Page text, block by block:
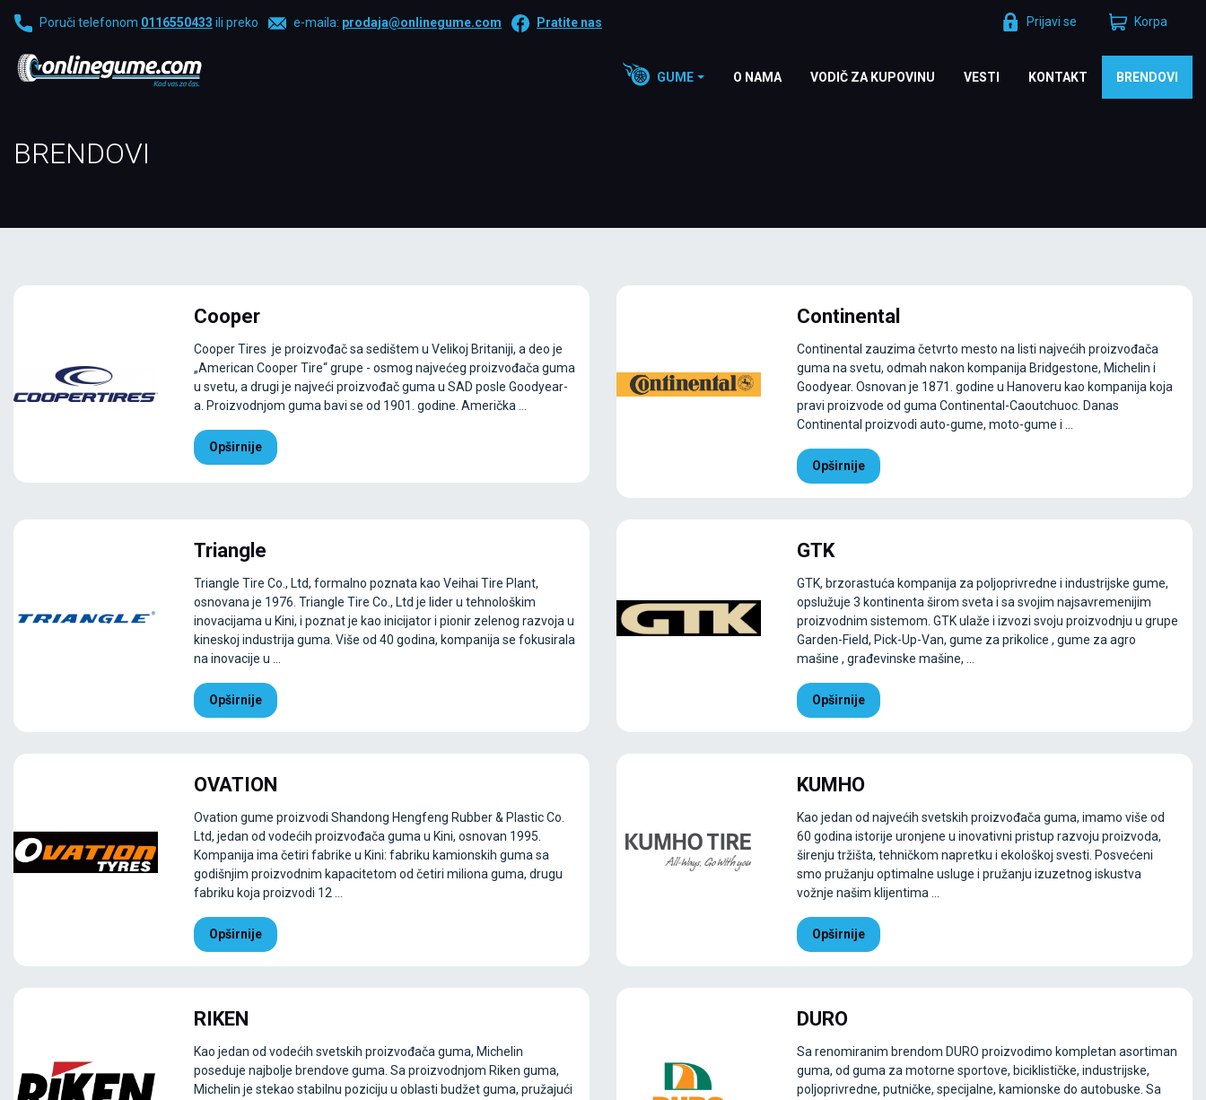
Poruči telefonom 0116550433 ili preko e-maila: prodaja@onlinegume.com Pratite nas Prijavi se Korpa
GUME O NAMA VODIČ ZA KUPOVINU VESTI KONTAKT BRENDOVI
BRENDOVI
Cooper
Cooper Tires je proizvođač sa sedištem u Velikoj Britaniji, a deo je
„American Cooper Tire“ grupe - osmog najvećeg proizvođača guma
u svetu, a drugi je najveći proizvođač guma u SAD posle Goodyear-
a. Proizvodnjom guma bavi se od 1901. godine. Američka ...
Opširnije
Continental
Continental zauzima četvrto mesto na listi najvećih proizvođača
guma na svetu, odmah nakon kompanija Bridgestone, Michelin i
Goodyear. Osnovan je 1871. godine u Hanoveru kao kompanija koja
pravi proizvode od guma Continental-Caoutchuoc. Danas
Continental proizvodi auto-gume, moto-gume i ...
Opširnije
Triangle
Triangle Tire Co., Ltd, formalno poznata kao Veihai Tire Plant,
osnovana je 1976. Triangle Tire Co., Ltd je lider u tehnološkim
inovacijama u Kini, i poznat je kao inicijator i pionir zelenog razvoja u
kineskoj industrija guma. Više od 40 godina, kompanija se fokusirala
na inovacije u ...
Opširnije
GTK
GTK, brzorastuća kompanija za poljoprivredne i industrijske gume,
opslužuje 3 kontinenta širom sveta i sa svojim najsavremenijim
proizvodnim sistemom. GTK ulaže i izvozi svoju proizvodnju u grupe
Garden-Field, Pick-Up-Van, gume za prikolice , gume za agro
mašine , građevinske mašine, ...
Opširnije
OVATION
Ovation gume proizvodi Shandong Hengfeng Rubber & Plastic Co.
Ltd, jedan od vodećih proizvođača guma u ​​Kini, osnovan 1995.
Kompanija ima četiri fabrike u Kini: fabriku kamionskih guma sa
godišnjim proizvodnim kapacitetom od četiri miliona guma, drugu
fabriku koja proizvodi 12 ...
Opširnije
KUMHO
Kao jedan od najvećih svetskih proizvođača guma, imamo više od
60 godina istorije uronjene u inovativni pristup razvoju proizvoda,
širenju tržišta, tehničkom napretku i ekološkoj svesti. Posvećeni
smo pružanju optimalne usluge i pružanju izuzetnog iskustva
vožnje našim klijentima ...
Opširnije
RIKEN
Kao jedan od vodećih svetskih proizvođača guma, Michelin
poseduje najbolje brendove guma. Sa proizvodnjom Riken guma,
Michelin je stekao stabilnu poziciju u oblasti budžet guma, pružajući
DURO
Sa renomiranim brendom DURO proizvodimo kompletan asortiman
guma, od guma za motorne sportove, biciklističke, industrijske,
poljoprivredne, putničke, specijalne, kamionske do autobuske. Sa